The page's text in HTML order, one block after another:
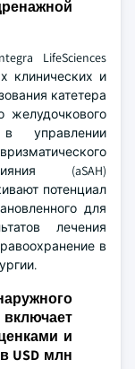
LifeSciences
клинических и
катетера
желудочкового
в управлении
(aSAH)
потенциал
для
лечения
в
и
USD млн